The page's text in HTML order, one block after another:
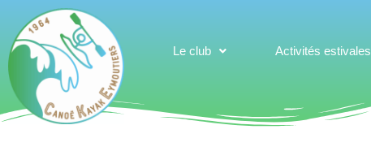
Le club Activités estivales